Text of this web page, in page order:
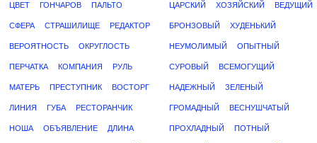
ЦВЕТ ГОНЧАРОВ ПАЛЬТО
СФЕРА СТРАШИЛИЩЕ РЕДАКТОР
ВЕРОЯТНОСТЬ ОКРУГЛОСТЬ
ПЕРЧАТКА КОМПАНИЯ РУЛЬ
МАТЕРЬ ПРЕСТУПНИК ВОСТОРГ
ЛИНИЯ ГУБА РЕСТОРАНЧИК
НОША ОБЪЯВЛЕНИЕ ДЛИНА
ЦАРСКИЙ ХОЗЯЙСКИЙ ВЕДУЩИЙ
БРОНЗОВЫЙ ХУДЕНЬКИЙ
НЕУМОЛИМЫЙ ОПЫТНЫЙ
СУРОВЫЙ ВСЕМОГУЩИЙ
НАДЕЖНЫЙ ЗЕЛЕНЫЙ
ГРОМАДНЫЙ ВЕСНУШЧАТЫЙ
ПРОХЛАДНЫЙ ПОТНЫЙ